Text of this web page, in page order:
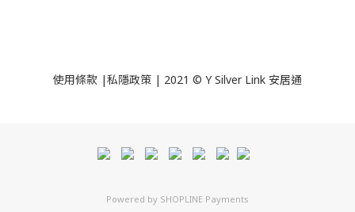
使用條款 |私隱政策 | 2021 © Y Silver Link 安居通
Powered by SHOPLINE Payments